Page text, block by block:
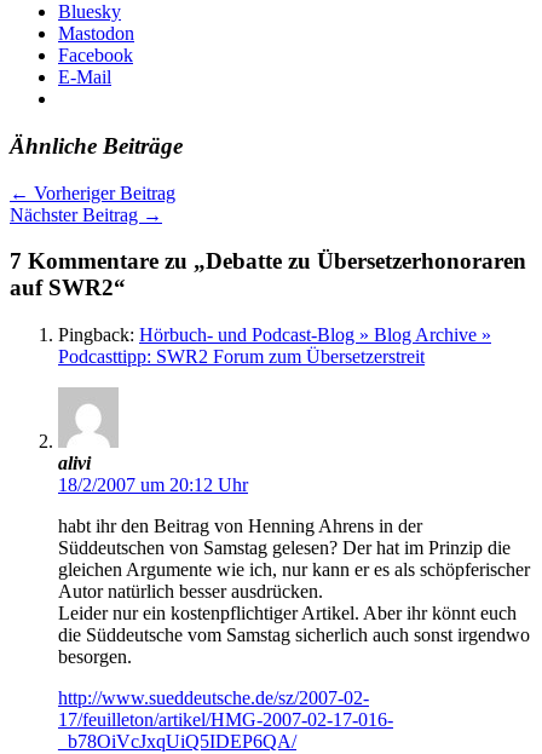
Bluesky
Mastodon
Facebook
E-Mail
Ähnliche Beiträge
← Vorheriger Beitrag
Nächster Beitrag →
7 Kommentare zu „Debatte zu Übersetzerhonoraren
auf SWR2“
Pingback: Hörbuch- und Podcast-Blog » Blog Archive »
Podcasttipp: SWR2 Forum zum Übersetzerstreit
alivi
18/2/2007 um 20:12 Uhr
habt ihr den Beitrag von Henning Ahrens in der
Süddeutschen von Samstag gelesen? Der hat im Prinzip die
gleichen Argumente wie ich, nur kann er es als schöpferischer
Autor natürlich besser ausdrücken.
Leider nur ein kostenpflichtiger Artikel. Aber ihr könnt euch
die Süddeutsche vom Samstag sicherlich auch sonst irgendwo
besorgen.
http://www.sueddeutsche.de/sz/2007-02-
17/feuilleton/artikel/HMG-2007-02-17-016-
_b78OiVcJxqUiQ5IDEP6QA/